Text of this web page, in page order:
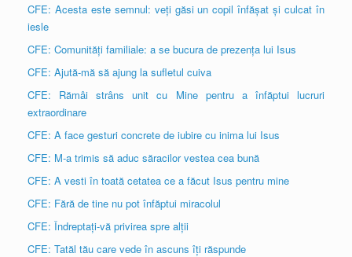
CFE: Acesta este semnul: veți găsi un copil înfășat și culcat în
iesle
CFE: Comunități familiale: a se bucura de prezența lui Isus
CFE: Ajută-mă să ajung la sufletul cuiva
CFE: Rămâi strâns unit cu Mine pentru a înfăptui lucruri
extraordinare
CFE: A face gesturi concrete de iubire cu inima lui Isus
CFE: M-a trimis să aduc săracilor vestea cea bună
CFE: A vesti în toată cetatea ce a făcut Isus pentru mine
CFE: Fără de tine nu pot înfăptui miracolul
CFE: Îndreptați-vă privirea spre alții
CFE: Tatăl tău care vede în ascuns îți răspunde